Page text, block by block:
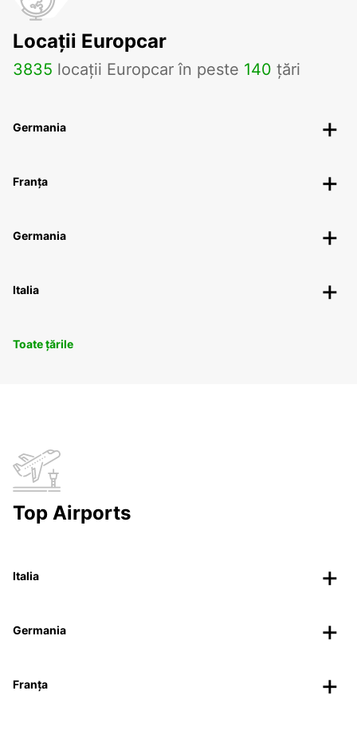
Locații Europcar
3835 locații Europcar în peste 140 țări
Germania
Franța
Germania
Italia
Toate țările
Top Airports
Italia
Germania
Franța